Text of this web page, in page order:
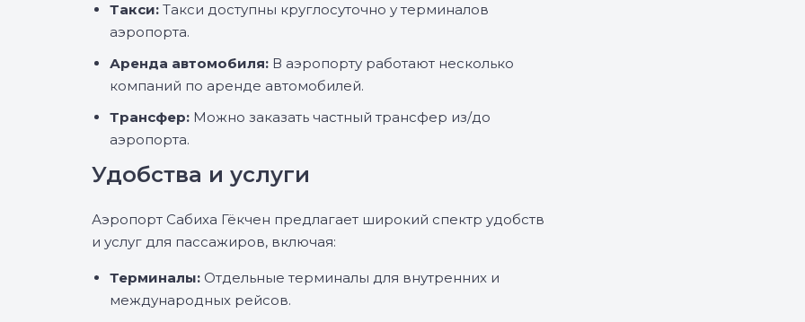
Такси: Такси доступны круглосуточно у терминалов
аэропорта.
Аренда автомобиля: В аэропорту работают несколько
компаний по аренде автомобилей.
Трансфер: Можно заказать частный трансфер из/до
аэропорта.
Удобства и услуги
Аэропорт Сабиха Гёкчен предлагает широкий спектр удобств
и услуг для пассажиров, включая:
Терминалы: Отдельные терминалы для внутренних и
международных рейсов.